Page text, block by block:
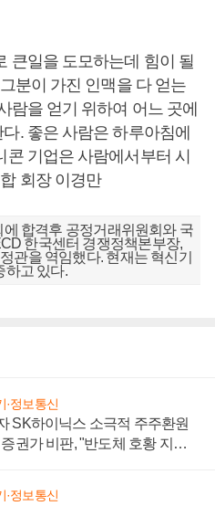
큰일을 도모하는데 힘이 될
분이 가진 인맥을 다 얻는
람을 얻기 위하여 어느 곳에
. 좋은 사람은 하루아침에
기업은 사람에서부터 시
회장 이경만
합격후 공정거래위원회와 국
한국센터 경쟁정책본부장,
관을 역임했다. 현재는 혁신기
하고 있다.
·정보통신
SK하이닉스 소극적 주주환원
권가 비판, "반도체 호황 지속
·정보통신